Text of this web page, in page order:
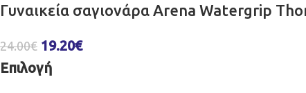
Γυναικεία σαγιονάρα Arena Watergrip
24.00€ 19.20€
Επιλογή